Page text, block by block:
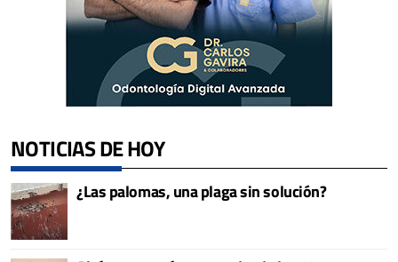
NOTICIAS DE HOY
¿Las palomas, una plaga sin solución?